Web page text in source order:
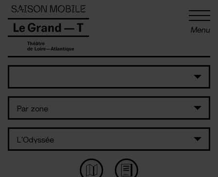
Menu
Panneau de gestion des cookies